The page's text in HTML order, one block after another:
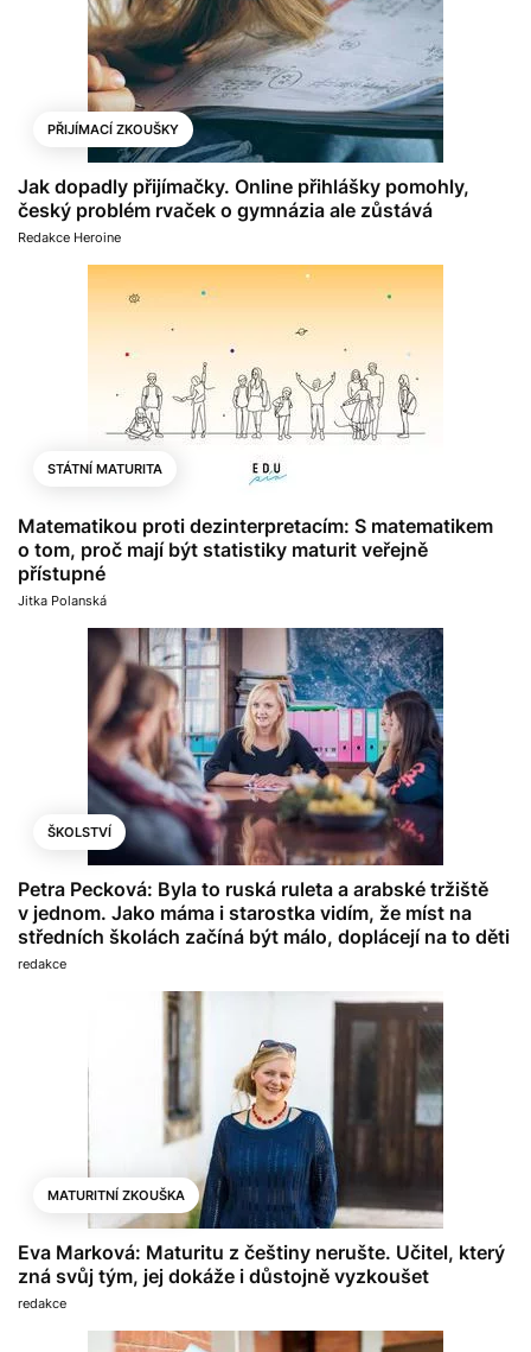
PŘIJÍMACÍ ZKOUŠKY
Jak dopadly přijímačky. Online přihlášky pomohly,
český problém rvaček o gymnázia ale zůstává
Redakce Heroine
STÁTNÍ MATURITA
Matematikou proti dezinterpretacím: S matematikem
o tom, proč mají být statistiky maturit veřejně
přístupné
Jitka Polanská
ŠKOLSTVÍ
Petra Pecková: Byla to ruská ruleta a arabské tržiště
v jednom. Jako máma i starostka vidím, že míst na
středních školách začíná být málo, doplácejí na to děti
redakce
MATURITNÍ ZKOUŠKA
Eva Marková: Maturitu z češtiny nerušte. Učitel, který
zná svůj tým, jej dokáže i důstojně vyzkoušet
redakce